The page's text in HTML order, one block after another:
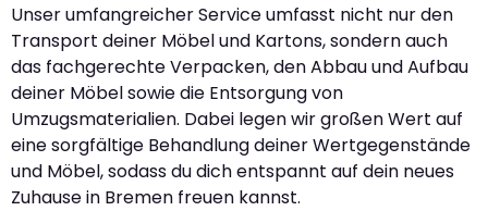
Unser umfangreicher Service umfasst nicht nur den
Transport deiner Möbel und Kartons, sondern auch
das fachgerechte Verpacken, den Abbau und Aufbau
deiner Möbel sowie die Entsorgung von
Umzugsmaterialien. Dabei legen wir großen Wert auf
eine sorgfältige Behandlung deiner Wertgegenstände
und Möbel, sodass du dich entspannt auf dein neues
Zuhause in Bremen freuen kannst.